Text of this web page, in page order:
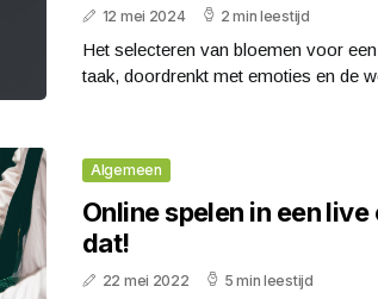
12 mei 2024 2 min leestijd
Het selecteren van bloemen voor
taak, doordrenkt met emoties en de
Algemeen
Online spelen in een
dat!
22 mei 2022 5 min leestijd